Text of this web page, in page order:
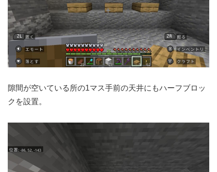
隙間が空いている所の1マス手前の天井にもハーフブロッ
クを設置。